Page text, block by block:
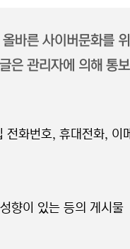
바른 사이버문화를
은 관리자에 의해 통
화번호, 휴대전화, 이
향이 있는 등의 게시물